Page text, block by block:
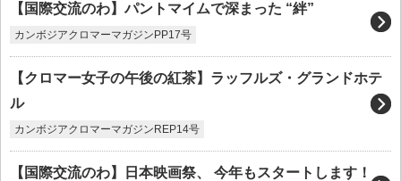
【国際交流のわ】パントマイムで深まった “絆”
カンボジアクロマーマガジンPP17号
【クロマー女子の午後の紅茶】ラッフルズ・グランドホテ
ル
カンボジアクロマーマガジンREP14号
【国際交流のわ】日本映画祭、 今年もスタートします！